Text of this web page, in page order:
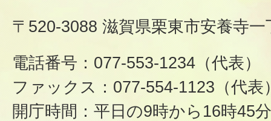
〒520-3088 滋賀県栗東市安養寺
電話番号：077-553-1234（代表）
ファックス：077-554-1123（代表
開庁時間：平日の9時から16時45分